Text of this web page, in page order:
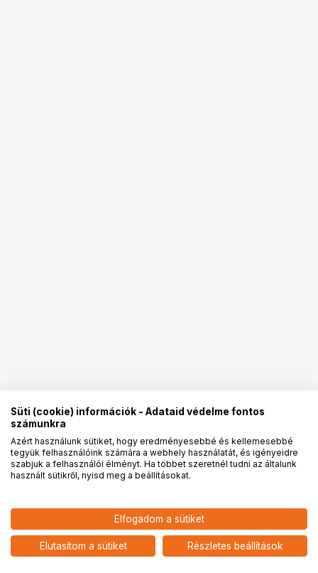
TP-Link Deco X1500 Wi-Fi 6 router -
AX1500, kétsávos, teljes otthoni
Mesh rendszer, 3db-os csomag
56 547 HUF
nettó: 44 525 HUF
PROpartnerségek
Süti (cookie) információk - Adataid védelme fontos
számunkra
Azért használunk sütiket, hogy eredményesebbé és kellemesebbé
tegyük felhasználóink számára a webhely használatát, és igényeidre
szabjuk a felhasználói élményt. Ha többet szeretnél tudni az általunk
használt sütikről, nyisd meg a beállításokat.
Elfogadom a sütiket
Elutasítom a sütiket Részletes beállítások